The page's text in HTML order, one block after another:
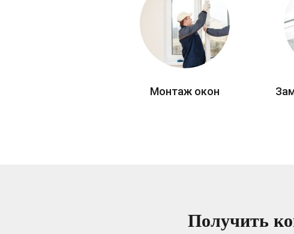
Монтаж окон
Получить